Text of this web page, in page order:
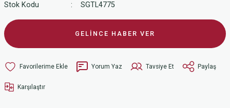
Stok Kodu
SGTL4775
GELİNCE HABER VER
Yorum Yaz Tavsiye Et Paylaş
Karşılaştır